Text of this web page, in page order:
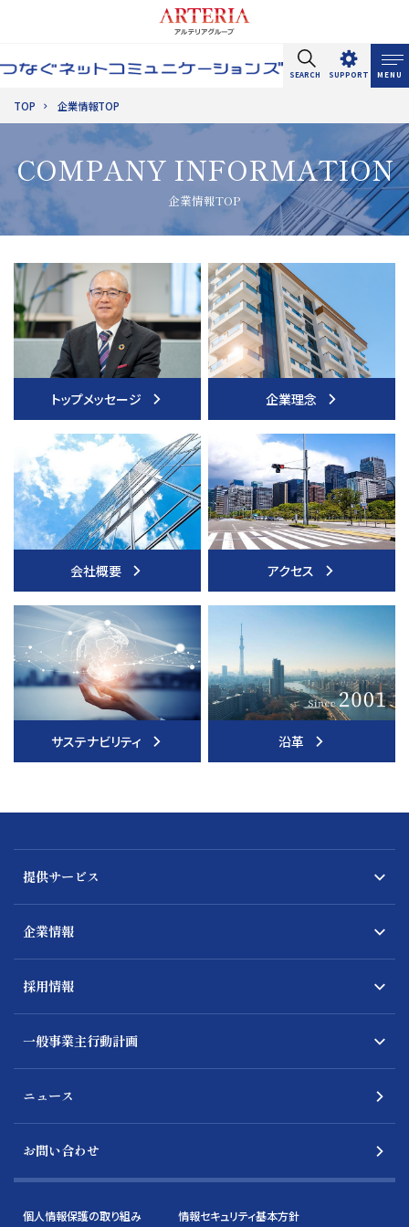
SEARCH SUPPORT MENU
サイト内検索
TOP 企業情報TOP
COMPANY INFORMATION
企業情報TOP
トップメッセージ 企業理念
会社概要 アクセス
サステナビリティ 沿革
提供サービス
企業情報
採用情報
一般事業主行動計画
ニュース
お問い合わせ
個人情報保護の取り組み 情報セキュリティ基本方針